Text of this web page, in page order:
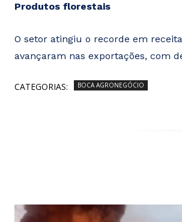
Produtos florestais
O setor atingiu o recorde em
avançaram nas exportações, com
CATEGORIAS: BOCA AGRONEGÓCIO